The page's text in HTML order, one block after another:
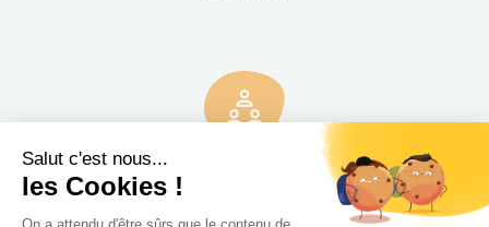
Salut c'est nous...
les Cookies !
On a attendu d'être sûrs que le contenu de
3 rendez-vous gratuits
Pas de mauvaise surprise. Rencontrez gratuitement et sans